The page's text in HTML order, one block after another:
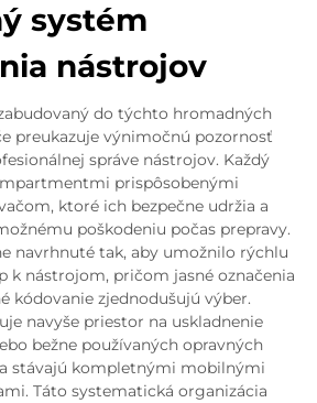
systém
nástrojov
do týchto hromadných
preukazuje výnimočnú pozornosť
správe nástrojov. Každý
prispôsobenými
ktoré ich bezpečne udržia a
poškodeniu počas prepravy.
navrhnuté tak, aby umožnilo rýchlu
k nástrojom, pričom jasné označenia
kódovanie zjednodušujú výber.
navyše priestor na uskladnenie
bežne používaných opravných
stávajú kompletnými mobilnými
Táto systematická organizácia